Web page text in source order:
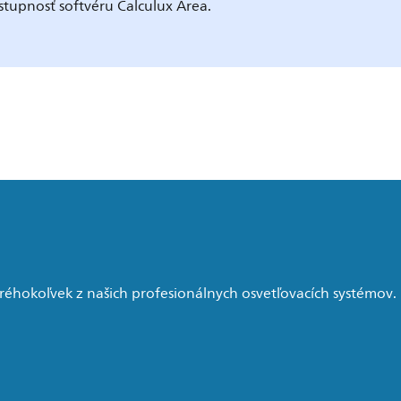
softvéru Calculux Area.
z našich profesionálnych osvetľovacích systémov.